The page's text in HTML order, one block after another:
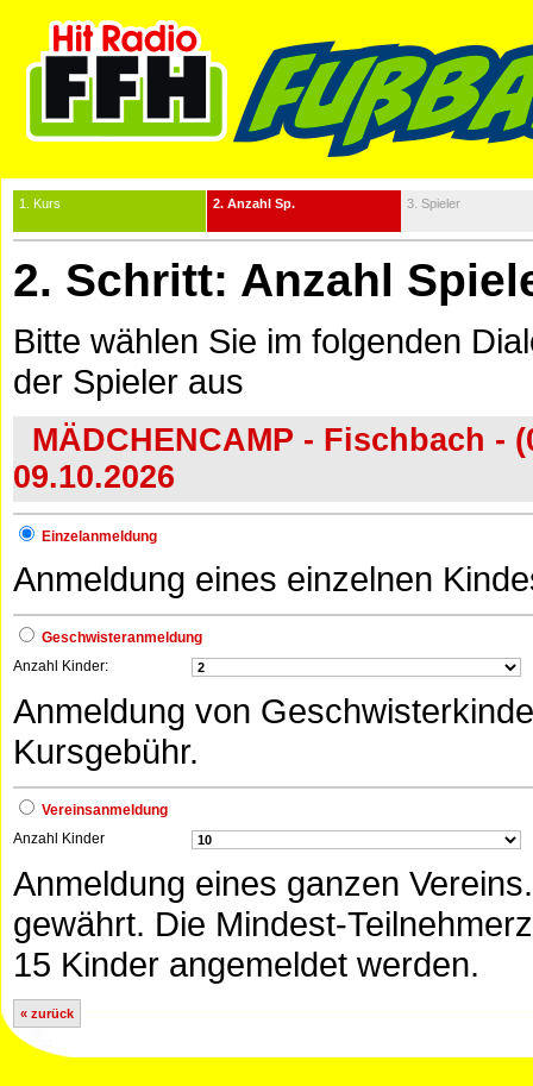
1. Kurs 2. Anzahl Sp. 3. Spieler
2. Schritt: Anzahl
Bitte wählen Sie im folgenden
der Spieler aus
MÄDCHENCAMP - Fischbach -
09.10.2026
Einzelanmeldung
Anmeldung eines einzelnen
Geschwisteranmeldung
Anzahl Kinder:
Anmeldung von
Kursgebühr.
Vereinsanmeldung
Anzahl Kinder
Anmeldung eines ganzen
gewährt. Die Mindest-
15 Kinder angemeldet werden.